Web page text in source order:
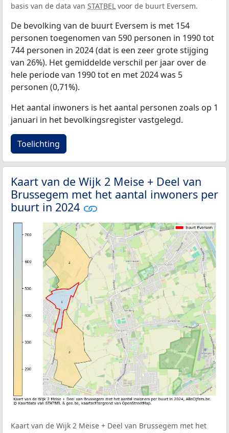
basis van de data van STATBEL voor de buurt Eversem.
De bevolking van de buurt Eversem is met 154
personen toegenomen van 590 personen in 1990 tot
744 personen in 2024 (dat is een zeer grote stijging
van 26%). Het gemiddelde verschil per jaar over de
hele periode van 1990 tot en met 2024 was 5
personen (0,71%).
Het aantal inwoners is het aantal personen zoals op 1
januari in het bevolkingsregister vastgelegd.
Toelichting
Kaart van de Wijk 2 Meise + Deel van
Brussegem met het aantal inwoners per
buurt in 2024
Kaart van de Wijk 2 Meise + Deel van Brussegem met het